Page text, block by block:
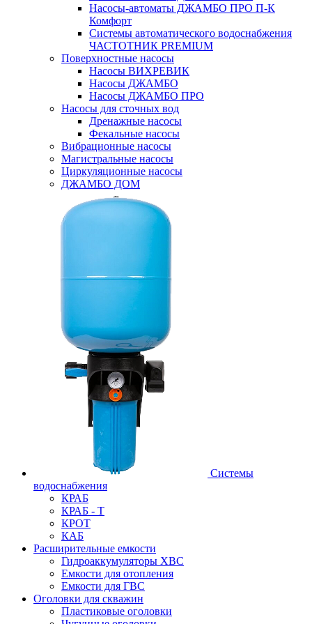
Насосы-автоматы ДЖАМБО ПРО П-К
Комфорт
Системы автоматического водоснабжения
ЧАСТОТНИК PREMIUM
Поверхностные насосы
Насосы ВИХРЕВИК
Насосы ДЖАМБО
Насосы ДЖАМБО ПРО
Насосы для сточных вод
Дренажные насосы
Фекальные насосы
Вибрационные насосы
Магистральные насосы
Циркуляционные насосы
ДЖАМБО ДОМ
Системы
водоснабжения
КРАБ
КРАБ - Т
КРОТ
КАБ
Расширительные емкости
Гидроаккумуляторы ХВС
Емкости для отопления
Емкости для ГВС
Оголовки для скважин
Пластиковые оголовки